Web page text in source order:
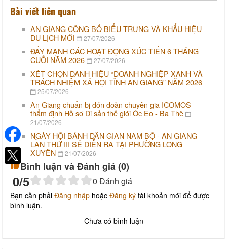
Bài viết liên quan
AN GIANG CÔNG BỐ BIỂU TRƯNG VÀ KHẨU HIỆU
DU LỊCH MỚI
27/07/2026
ĐẨY MẠNH CÁC HOẠT ĐỘNG XÚC TIẾN 6 THÁNG
CUỐI NĂM 2026
27/07/2026
XÉT CHỌN DANH HIỆU “DOANH NGHIỆP XANH VÀ
TRÁCH NHIỆM XÃ HỘI TỈNH AN GIANG” NĂM 2026
25/07/2026
An Giang chuẩn bị đón đoàn chuyên gia ICOMOS
thẩm định Hồ sơ Di sản thế giới Óc Eo - Ba Thê
21/07/2026
NGÀY HỘI BÁNH DÂN GIAN NAM BỘ - AN GIANG
LẦN THỨ III SẼ DIỄN RA TẠI PHƯỜNG LONG
XUYÊN
21/07/2026
Bình luận và Đánh giá (0)
0/5 0 Đánh giá
Bạn cần phải Đăng nhập hoặc Đăng ký tài khoản mới để được
bình luận.
Chưa có bình luận